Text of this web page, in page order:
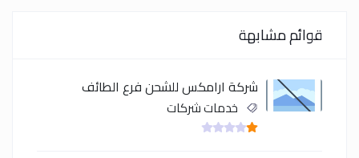
قوائم مشابهة
شركة ارامكس للشحن فرع الطائف
خدمات شركات